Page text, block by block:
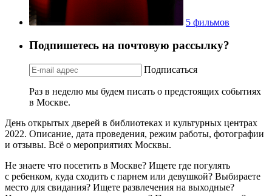
5 фильмов
Подпишетесь на почтовую рассылку?
Подписаться
Раз в неделю мы будем писать о предстоящих событиях
в Москве.
День открытых дверей в библиотеках и культурных центрах
2022. Описание, дата проведения, режим работы, фотографии
и отзывы. Всё о мероприятиях Москвы.
Не знаете что посетить в Москве? Ищете где погулять
с ребенком, куда сходить с парнем или девушкой? Выбираете
место для свидания? Ищете развлечения на выходные?